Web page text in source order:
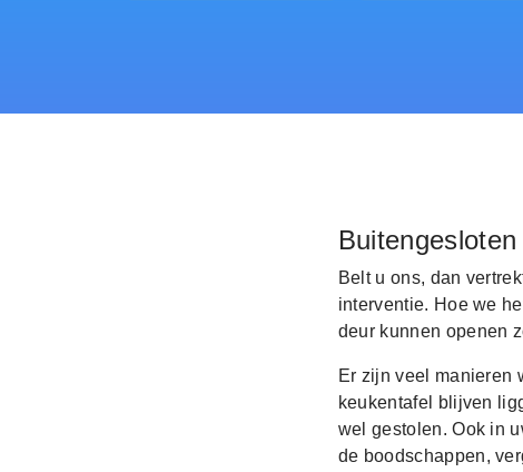
Belt u ons, dan
interventie. Hoe we
deur kunnen openen
Er zijn veel manieren
keukentafel blijven
wel gestolen. Ook in
de boodschappen,